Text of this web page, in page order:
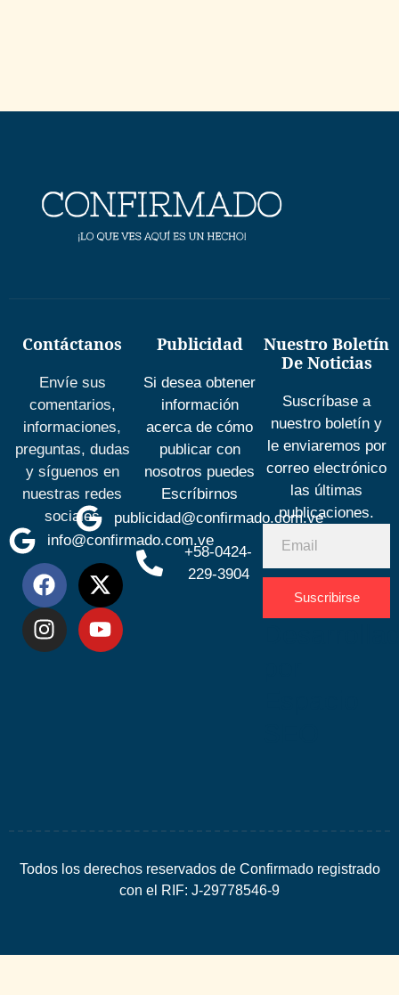
Contáctanos
Envíe sus
comentarios,
informaciones,
preguntas, dudas
y síguenos en
nuestras redes
sociales
info@confirmado.com.ve
Publicidad
Si desea obtener
información
acerca de cómo
publicar con
nosotros puedes
Escríbirnos
publicidad@confirmado.com.ve
+58-0424-
229-3904
Nuestro Boletín
De Noticias
Suscríbase a
nuestro boletín y
le enviaremos por
correo electrónico
las últimas
publicaciones.
Suscribirse
Todos los derechos reservados de Confirmado registrado
con el RIF: J-29778546-9